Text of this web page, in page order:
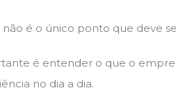
é o único ponto que deve
é entender o que o
no dia a dia.